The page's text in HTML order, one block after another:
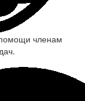
помощи членам